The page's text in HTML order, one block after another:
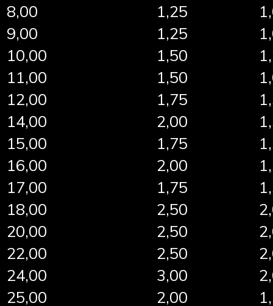
8,00
1,25
9,00
1,25
10,00
1,50
11,00
1,50
12,00
1,75
14,00
2,00
15,00
1,75
16,00
2,00
17,00
1,75
18,00
2,50
20,00
2,50
22,00
2,50
24,00
3,00
25,00
2,00